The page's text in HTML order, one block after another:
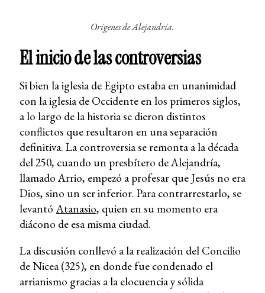
Orígenes de Alejandría.
El inicio de las controversias
Si bien la iglesia de Egipto estaba en unanimidad
con la iglesia de Occidente en los primeros siglos,
a lo largo de la historia se dieron distintos
conflictos que resultaron en una separación
definitiva. La controversia se remonta a la década
del 250, cuando un presbítero de Alejandría,
llamado Arrio, empezó a profesar que Jesús no era
Dios, sino un ser inferior. Para contrarrestarlo, se
levantó Atanasio, quien en su momento era
diácono de esa misma ciudad.
La discusión conllevó a la realización del Concilio
de Nicea (325), en donde fue condenado el
arrianismo gracias a la elocuencia y sólida